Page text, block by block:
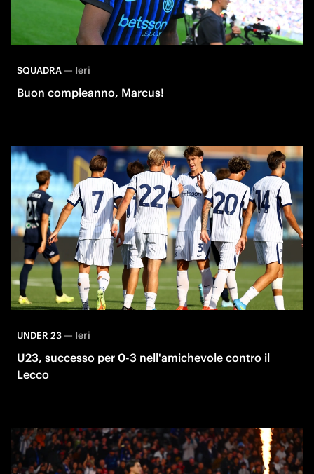
SQUADRA— Ieri
Buon compleanno, Marcus!
UNDER 23— Ieri
U23, successo per 0-3 nell'amichevole contro il
Lecco